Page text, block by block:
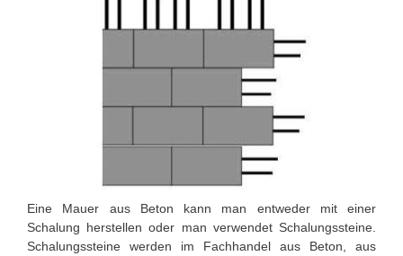
Eine Mauer aus Beton kann man entweder mit einer
Schalung herstellen oder man verwendet Schalungssteine.
Schalungssteine werden im Fachhandel aus Beton, aus